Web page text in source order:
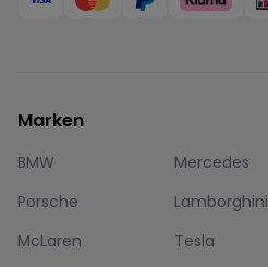
Marken
BMW Mercedes
Porsche
Lamborghini
McLaren
Tesla